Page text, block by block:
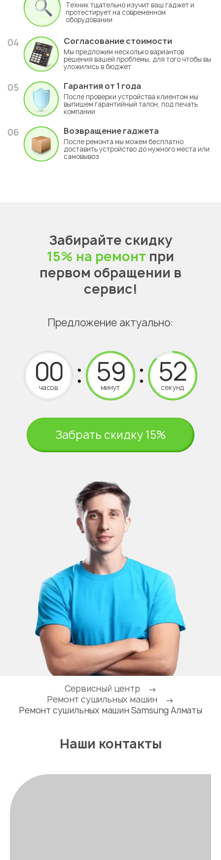
Техник тщательно изучит ваш гаджет и
протестирует на современном
оборудовании
04 Согласование стоимости
Мы предложим несколько вариантов
решения вашей проблемы, для того чтобы вы
уложились в бюджет
05 Гарантия от 1 года
После проверки устройства клиентом мы
выпишем гарантийный талон, под печать
компании
06 Возвращение гаджета
После ремонта мы можем бесплатно
доставить устройство до нужного места или
самовывоз
Забирайте скидку
15% на ремонт при
первом обращении в
сервис!
Предложение актуально:
часов минут секунд
Забрать скидку 15%
Сервисный центр
→
Ремонт сушильных машин
→
Ремонт сушильных машин Samsung Алматы
Наши контакты